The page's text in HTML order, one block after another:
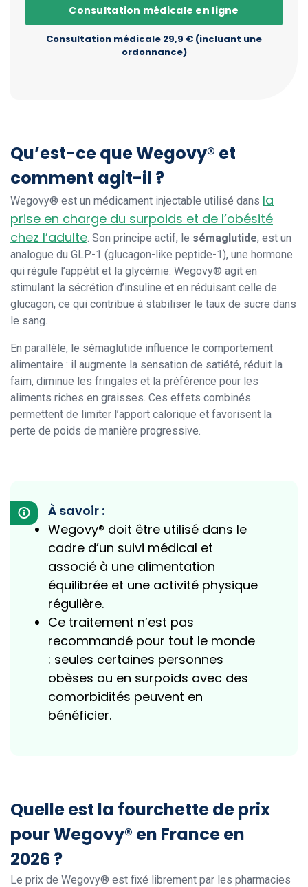
Consultation médicale en ligne
Consultation médicale 29,9 € (incluant une
ordonnance)
Qu’est-ce que Wegovy® et
comment agit-il ?
Wegovy® est un médicament injectable utilisé dans la
prise en charge du surpoids et de l’obésité
chez l’adulte. Son principe actif, le sémaglutide, est un
analogue du GLP-1 (glucagon-like peptide-1), une hormone
qui régule l’appétit et la glycémie. Wegovy® agit en
stimulant la sécrétion d’insuline et en réduisant celle de
glucagon, ce qui contribue à stabiliser le taux de sucre dans
le sang.
En parallèle, le sémaglutide influence le comportement
alimentaire : il augmente la sensation de satiété, réduit la
faim, diminue les fringales et la préférence pour les
aliments riches en graisses. Ces effets combinés
permettent de limiter l’apport calorique et favorisent la
perte de poids de manière progressive.
À savoir :
Wegovy® doit être utilisé dans le
cadre d’un suivi médical et
associé à une alimentation
équilibrée et une activité physique
régulière.
Ce traitement n’est pas
recommandé pour tout le monde
: seules certaines personnes
obèses ou en surpoids avec des
comorbidités peuvent en
bénéficier.
Quelle est la fourchette de prix
pour Wegovy® en France en
2026 ?
Le prix de Wegovy® est fixé librement par les pharmacies